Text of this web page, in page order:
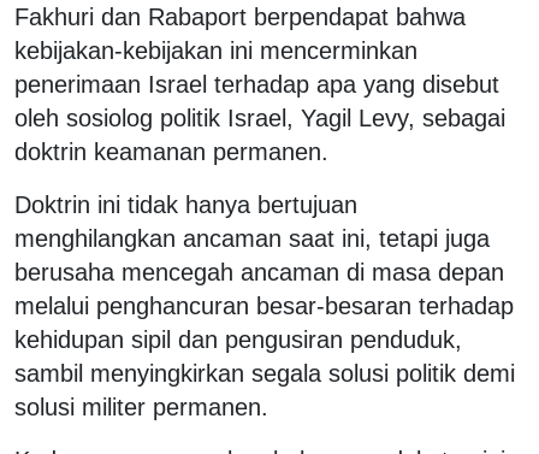
Fakhuri dan Rabaport berpendapat bahwa
kebijakan-kebijakan ini mencerminkan
penerimaan Israel terhadap apa yang disebut
oleh sosiolog politik Israel, Yagil Levy, sebagai
doktrin keamanan permanen.
Doktrin ini tidak hanya bertujuan
menghilangkan ancaman saat ini, tetapi juga
berusaha mencegah ancaman di masa depan
melalui penghancuran besar-besaran terhadap
kehidupan sipil dan pengusiran penduduk,
sambil menyingkirkan segala solusi politik demi
solusi militer permanen.